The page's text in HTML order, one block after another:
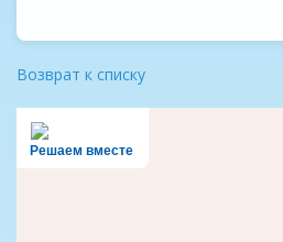
Возврат к списку
Решаем вместе